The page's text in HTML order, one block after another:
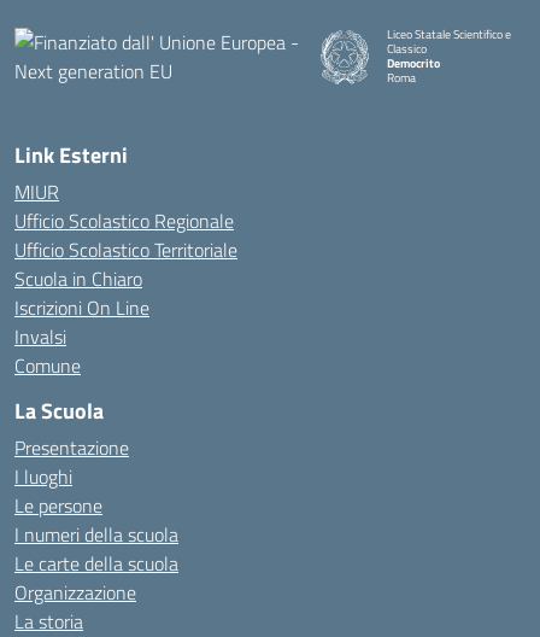
Liceo Statale Scientifico e
Classico
Democrito
Roma
Link Esterni
MIUR
Ufficio Scolastico Regionale
Ufficio Scolastico Territoriale
Scuola in Chiaro
Iscrizioni On Line
Invalsi
Comune
La Scuola
Presentazione
I luoghi
Le persone
I numeri della scuola
Le carte della scuola
Organizzazione
La storia